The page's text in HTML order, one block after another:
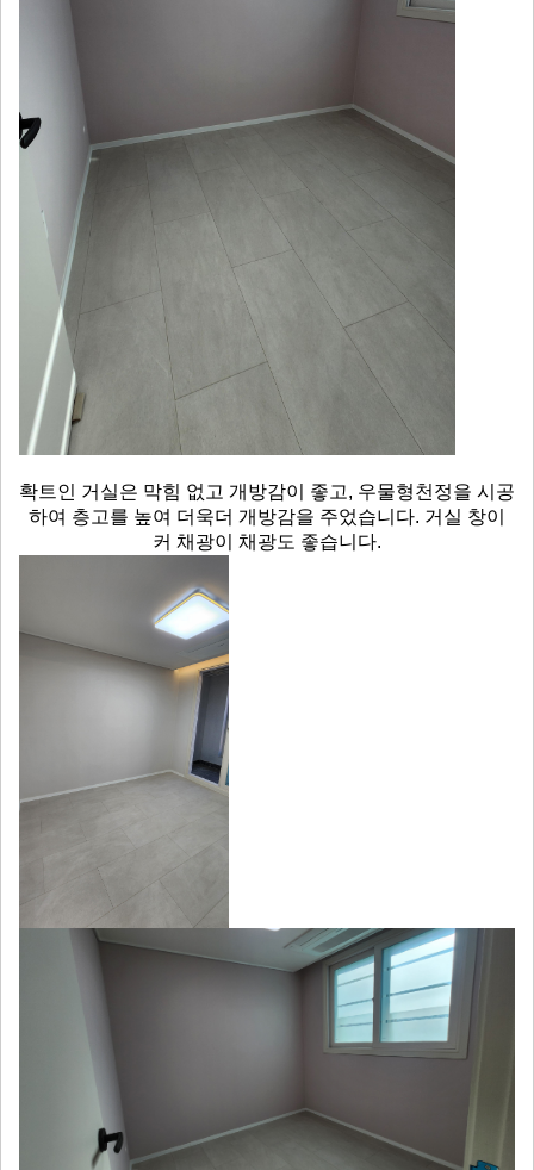
확트인 거실은 막힘 없고 개방감이 좋고, 우물형천정을 시공
하여 층고를 높여 더욱더 개방감을 주었습니다. 거실 창이
커 채광이 채광도 좋습니다.